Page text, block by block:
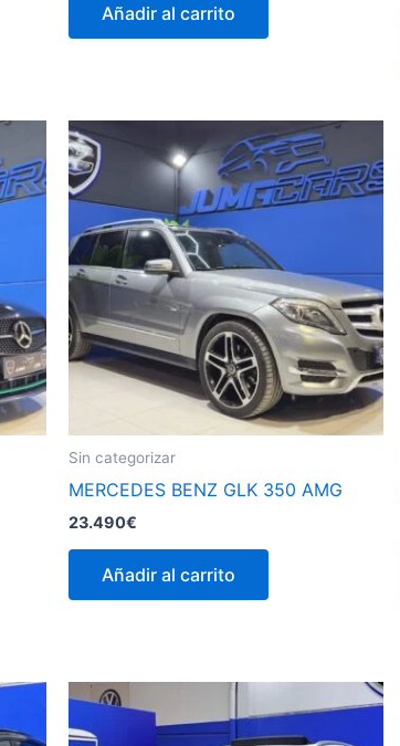
Añadir al carrito
Sin categorizar
MERCEDES BENZ GLK 350 AMG
23.490€
Añadir al carrito